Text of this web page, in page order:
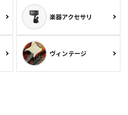
楽器アクセサリ
ヴィンテージ